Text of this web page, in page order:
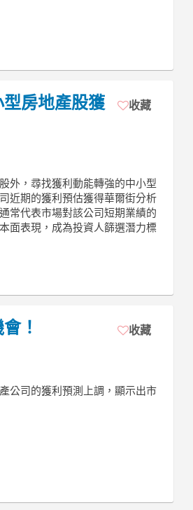
型房地產股獲
收藏
外，尋找獲利動能轉強的中小型
近期的獲利預估獲得華爾街分析
常代表市場對該公司短期業績的
面表現，成為投資人篩選潛力標
！ 收藏
公司的獲利預測上調，顯示出市